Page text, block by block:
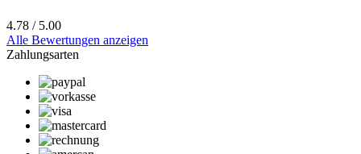
4.78 / 5.00
Alle Bewertungen anzeigen
Zahlungsarten